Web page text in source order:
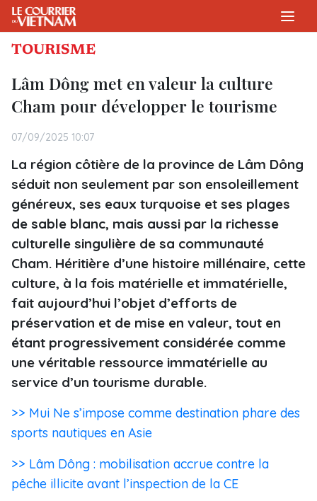
TOURISME
Lâm Dông met en valeur la culture
Cham pour développer le tourisme
07/09/2025 10:07
La région côtière de la province de Lâm Dông
séduit non seulement par son ensoleillement
généreux, ses eaux turquoise et ses plages
de sable blanc, mais aussi par la richesse
culturelle singulière de sa communauté
Cham. Héritière d’une histoire millénaire, cette
culture, à la fois matérielle et immatérielle,
fait aujourd’hui l’objet d’efforts de
préservation et de mise en valeur, tout en
étant progressivement considérée comme
une véritable ressource immatérielle au
service d’un tourisme durable.
>> Mui Ne s’impose comme destination phare des
sports nautiques en Asie
>> Lâm Dông : mobilisation accrue contre la
pêche illicite avant l’inspection de la CE